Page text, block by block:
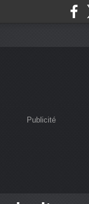
Publicité